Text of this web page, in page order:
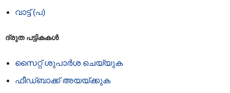
വാട്ട് (പ)
ദ്രുത പട്ടികകൾ
സൈറ്റ് ശുപാർശ ചെയ്യുക
ഫീഡ്‌ബാക്ക് അയയ്‌ക്കുക